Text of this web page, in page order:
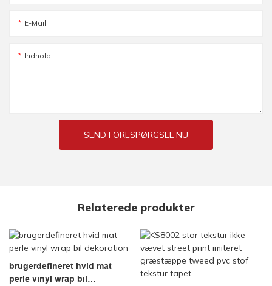
E-Mail.
Indhold
SEND FORESPØRGSEL NU
Relaterede produkter
brugerdefineret hvid mat
perle vinyl wrap bil